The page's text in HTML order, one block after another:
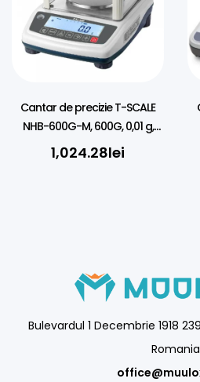
Cantar de precizie T-SCALE
NHB-600G-M, 600G, 0,01 g,
Verificat metrologic
1,024.28lei
Bulevardul 1 Decembrie 1918
Romania